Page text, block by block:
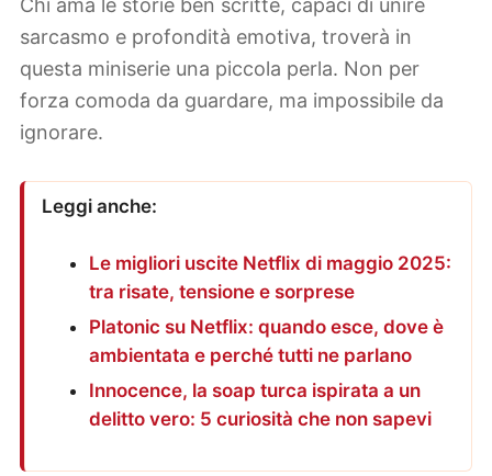
Chi ama le storie ben scritte, capaci di unire
sarcasmo e profondità emotiva, troverà in
questa miniserie una piccola perla. Non per
forza comoda da guardare, ma impossibile da
ignorare.
Leggi anche:
Le migliori uscite Netflix di maggio 2025:
tra risate, tensione e sorprese
Platonic su Netflix: quando esce, dove è
ambientata e perché tutti ne parlano
Innocence, la soap turca ispirata a un
delitto vero: 5 curiosità che non sapevi